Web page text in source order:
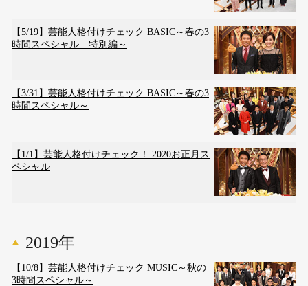
【5/19】芸能人格付けチェック BASIC～春の3
時間スペシャル 特別編～
【3/31】芸能人格付けチェック BASIC～春の3
時間スペシャル～
【1/1】芸能人格付けチェック！ 2020お正月ス
ペシャル
2019年
【10/8】芸能人格付けチェック MUSIC～秋の
3時間スペシャル～